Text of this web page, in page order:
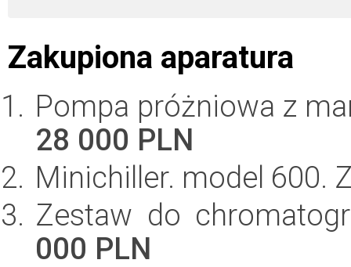
Zakupiona aparatura
Pompa próżniowa z
28 000 PLN
Minichiller. model 600.
Zestaw do
000 PLN